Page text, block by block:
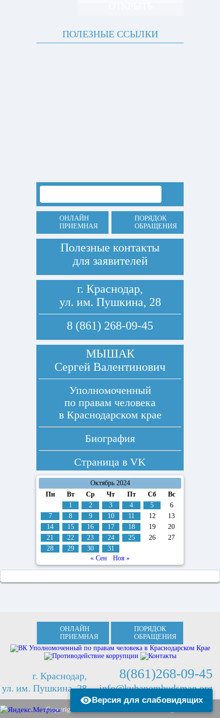
ПОЛЕЗНЫЕ ССЫЛКИ
ОНЛАЙН
ПРИЕМНАЯ
ПОРЯДОК
ОБРАЩЕНИЯ
Полезные контакты
для заявителей
г. Краснодар,
ул. им. Пушкина, 28
8 (861) 268-09-45
МЫШАК
Сергей Валентинович
Уполномоченный
по правам человека
в Краснодарском крае
Биография
Страница в VK
Октябрь 2024
Пн
Вт Ср Чт Пт Сб
Вс
1
2 3 4 5
6
7
8 9 10 11 12
13
14
15 16 17 18 19
20
21
22 23 24 25 26
27
28
29 30
31
« Сен
Ноя »
ОНЛАЙН
ПРИЕМНАЯ
ПОРЯДОК
ОБРАЩЕНИЯ
г. Краснодар,
ул. им. Пушкина, 28
8(861)268-09-45
info@kubanombudsman.org
Copyright © 2013 Kubanombudsman.org
Версия для слабовидящих